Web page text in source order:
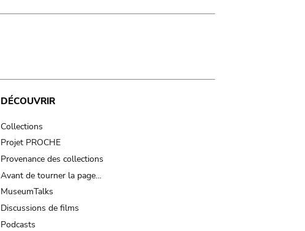
DÉCOUVRIR
Collections
Projet PROCHE
Provenance des collections
Avant de tourner la page…
MuseumTalks
Discussions de films
Podcasts